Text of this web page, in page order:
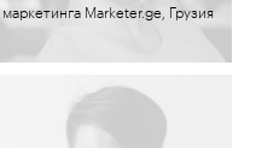
маркетинга Marketer.ge, Грузия